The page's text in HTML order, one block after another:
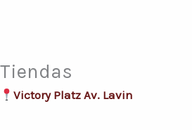
Tiendas
Victory Platz Av. Lavin